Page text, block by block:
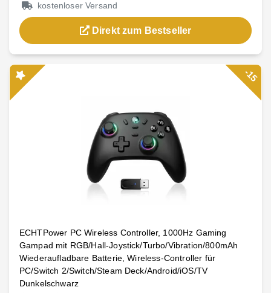
kostenloser Versand
Direkt zum Bestseller
ECHTPower PC Wireless Controller, 1000Hz Gaming
Gampad mit RGB/Hall-Joystick/Turbo/Vibration/800mAh
Wiederaufladbare Batterie, Wireless-Controller für
PC/Switch 2/Switch/Steam Deck/Android/iOS/TV
Dunkelschwarz
-15